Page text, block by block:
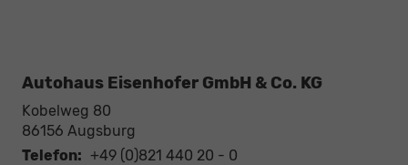
Autohaus Eisenhofer GmbH & Co. KG
Kobelweg 80
86156 Augsburg
Telefon: +49 (0)821 440 20 - 0